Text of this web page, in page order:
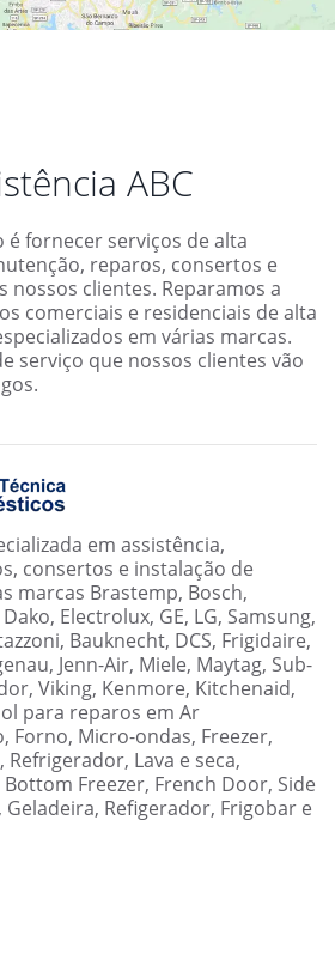
ABC
fornecer serviços de alta
reparos, consertos e
nossos clientes. Reparamos a
comerciais e residenciais de alta
em várias marcas.
serviço que nossos clientes vão
em assistência,
consertos e instalação de
marcas Brastemp, Bosch,
Electrolux, GE, LG, Samsung,
Bauknecht, DCS, Frigidaire,
Jenn-Air, Miele, Maytag, Sub-
Viking, Kenmore, Kitchenaid,
para reparos em Ar
Forno, Micro-ondas, Freezer,
Lava e seca,
Freezer, French Door, Side
Geladeira, Refigerador, Frigobar e